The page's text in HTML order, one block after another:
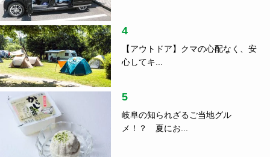
4
【アウトドア】クマの心配なく、安
心してキ...
5
岐阜の知られざるご当地グル
メ！？ 夏にお...